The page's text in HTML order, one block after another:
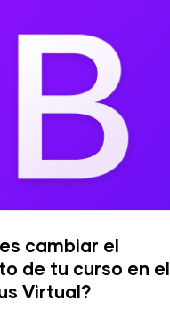
cambiar el
de tu curso en el
Virtual?